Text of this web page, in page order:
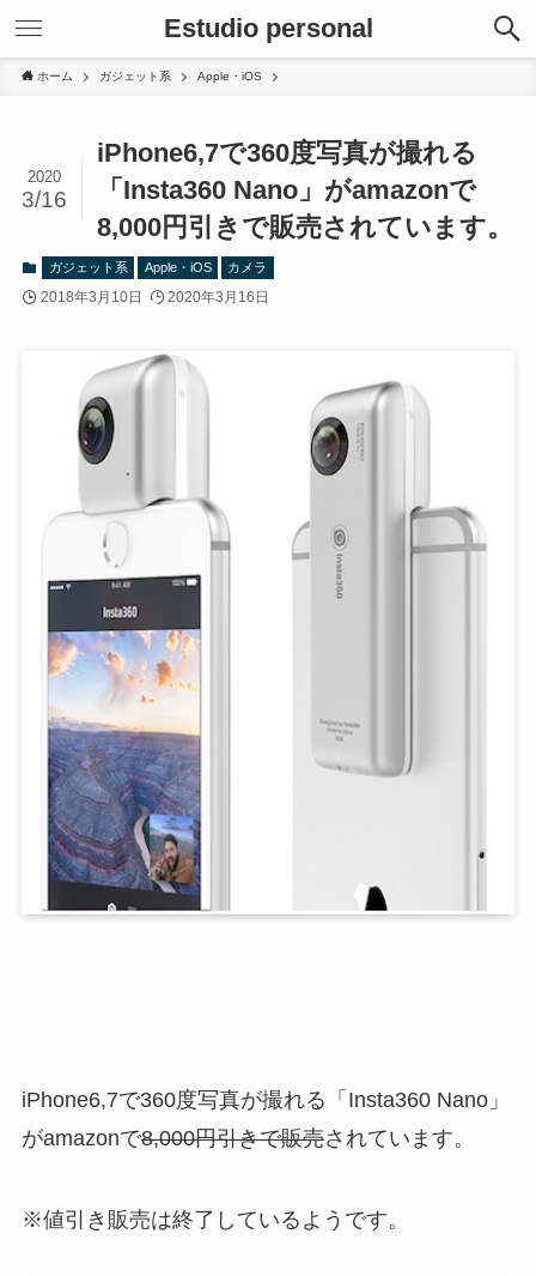
Estudio personal
ホーム ガジェット系 Apple・iOS
iPhone6,7で360度写真が撮れる
「Insta360 Nano」がamazonで
8,000円引きで販売されています。
2020
3/16
ガジェット系 Apple・iOS カメラ
2018年3月10日 2020年3月16日
iPhone6,7で360度写真が撮れる「Insta360 Nano」
がamazonで8,000円引きで販売されています。
※値引き販売は終了しているようです。